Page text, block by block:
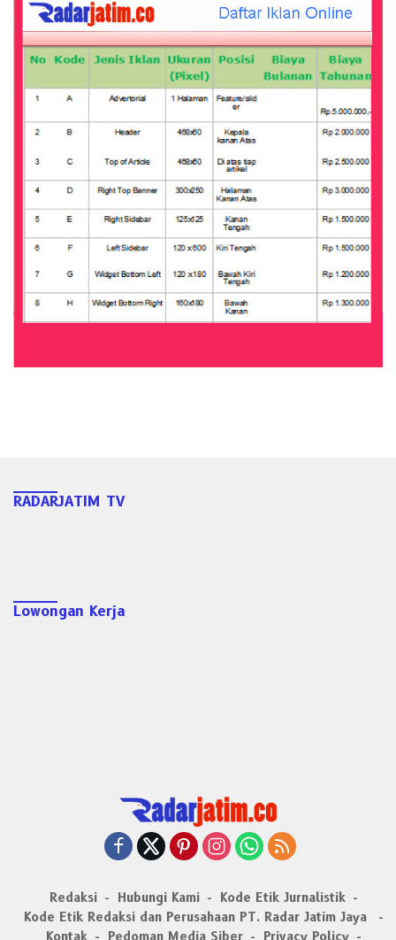
RADARJATIM TV
Lowongan Kerja
Redaksi Hubungi Kami
Kode Etik Jurnalistik
Kode Etik Redaksi dan Perusahaan PT. Radar Jatim Jaya
Kontak
Pedoman Media Siber Privacy Policy